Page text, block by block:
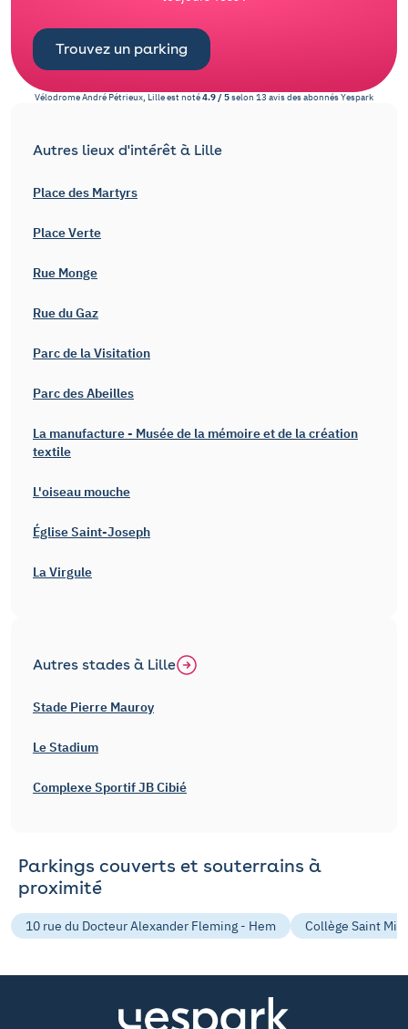
Trouvez un parking
Vélodrome André Pétrieux, Lilleest noté4.9/ 5selon 13 avis des abonnésYespark
Autres lieux d'intérêt à Lille
Place des Martyrs
Place Verte
Rue Monge
Rue du Gaz
Parc de la Visitation
Parc des Abeilles
La manufacture - Musée de la mémoire et de la création
textile
L'oiseau mouche
Église Saint-Joseph
La Virgule
Autres stades à Lille
Stade Pierre Mauroy
Le Stadium
Complexe Sportif JB Cibié
Parkings couverts et souterrains à
proximité
10 rue du Docteur Alexander Fleming - Hem Collège Saint